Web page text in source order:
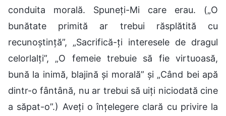
conduita morală. Spuneți-Mi care erau. („O
bunătate primită ar trebui răsplătită cu
recunoștință”, „Sacrifică-ți interesele de dragul
celorlalți”, „O femeie trebuie să fie virtuoasă,
bună la inimă, blajină și morală” și „Când bei apă
dintr-o fântână, nu ar trebui să uiți niciodată cine
a săpat-o”.) Aveți o înțelegere clară cu privire la